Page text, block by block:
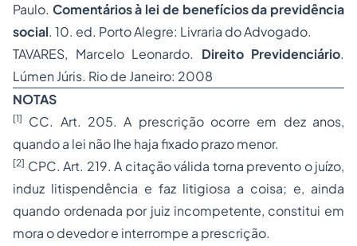
Paulo. Comentários à lei de benefícios da previdência
social. 10. ed. Porto Alegre: Livraria do Advogado.
TAVARES, Marcelo Leonardo. Direito Previdenciário.
Lúmen Júris. Rio de Janeiro: 2008
NOTAS
[1]
CC. Art. 205. A prescrição ocorre em dez anos,
quando a lei não lhe haja fixado prazo menor.
[2] CPC. Art. 219. A citação válida torna prevento o juízo,
induz litispendência e faz litigiosa a coisa; e, ainda
quando ordenada por juiz incompetente, constitui em
mora o devedor e interrompe a prescrição.